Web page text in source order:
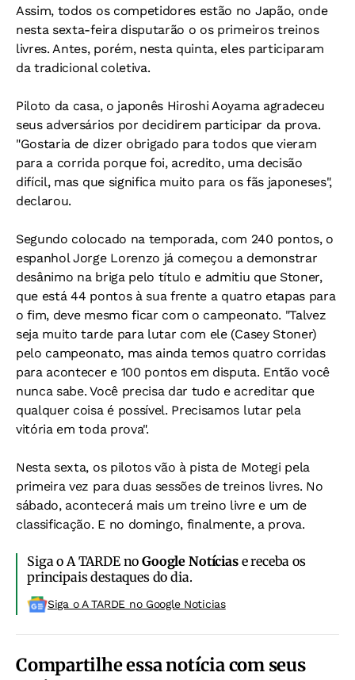
Assim, todos os competidores estão no Japão, onde
nesta sexta-feira disputarão o os primeiros treinos
livres. Antes, porém, nesta quinta, eles participaram
da tradicional coletiva.
Piloto da casa, o japonês Hiroshi Aoyama agradeceu
seus adversários por decidirem participar da prova.
"Gostaria de dizer obrigado para todos que vieram
para a corrida porque foi, acredito, uma decisão
difícil, mas que significa muito para os fãs japoneses",
declarou.
Segundo colocado na temporada, com 240 pontos, o
espanhol Jorge Lorenzo já começou a demonstrar
desânimo na briga pelo título e admitiu que Stoner,
que está 44 pontos à sua frente a quatro etapas para
o fim, deve mesmo ficar com o campeonato. "Talvez
seja muito tarde para lutar com ele (Casey Stoner)
pelo campeonato, mas ainda temos quatro corridas
para acontecer e 100 pontos em disputa. Então você
nunca sabe. Você precisa dar tudo e acreditar que
qualquer coisa é possível. Precisamos lutar pela
vitória em toda prova".
Nesta sexta, os pilotos vão à pista de Motegi pela
primeira vez para duas sessões de treinos livres. No
sábado, acontecerá mais um treino livre e um de
classificação. E no domingo, finalmente, a prova.
Siga o A TARDE noGoogle Notíciase receba os
principais destaques do dia.
Siga o A TARDE no Google Noticias
Compartilhe essa notícia com seus